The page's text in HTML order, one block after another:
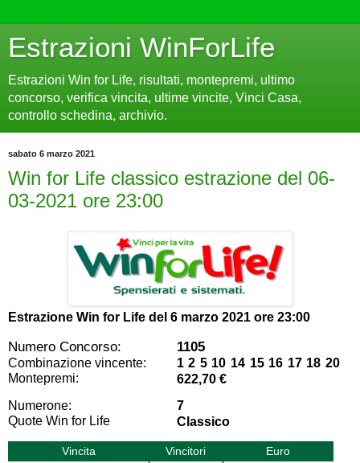
Estrazioni WinForLife
Estrazioni Win for Life, risultati, montepremi, ultimo
concorso, verifica vincita, ultime vincite, Vinci Casa,
controllo schedina, archivio.
sabato 6 marzo 2021
Win for Life classico estrazione del 06-
03-2021 ore 23:00
Estrazione Win for Life del 6 marzo 2021 ore 23:00
Numero Concorso: 1105
Combinazione vincente:
1 2 5 10 14 15 16 17 18 20
Montepremi:
622,70 €
Numerone:
7
Quote Win for Life
Classico
Vincita Vincitori
Euro